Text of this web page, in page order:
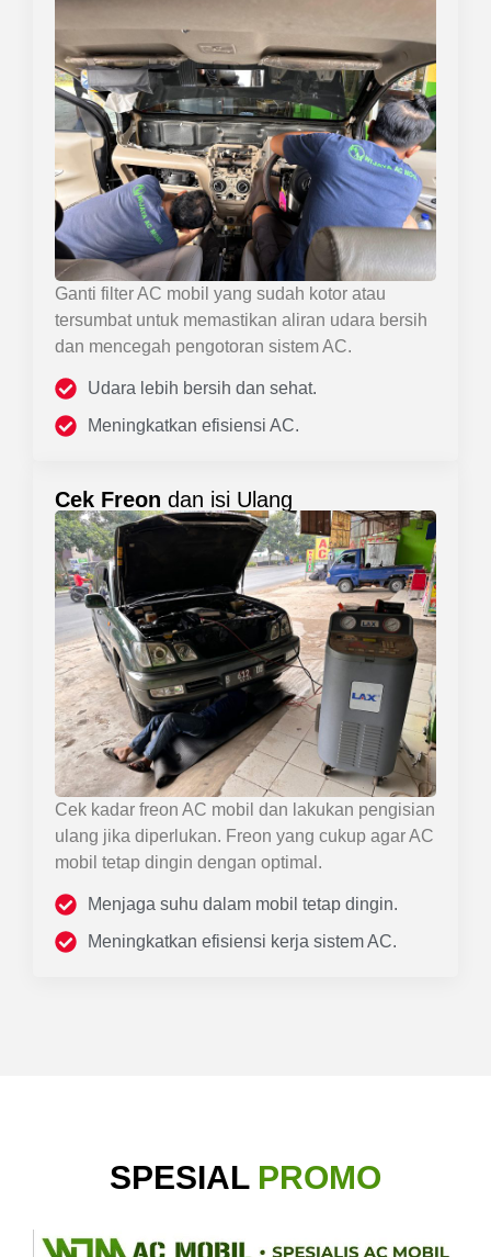
Ganti filter AC mobil yang sudah kotor atau
tersumbat untuk memastikan aliran udara bersih
dan mencegah pengotoran sistem AC.
Udara lebih bersih dan sehat.
Meningkatkan efisiensi AC.
Cek Freon dan isi Ulang
Cek kadar freon AC mobil dan lakukan pengisian
ulang jika diperlukan. Freon yang cukup agar AC
mobil tetap dingin dengan optimal.
Menjaga suhu dalam mobil tetap dingin.
Meningkatkan efisiensi kerja sistem AC.
SPESIAL PROMO